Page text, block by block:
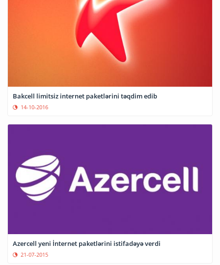
Bakcell limitsiz internet paketlərini təqdim edib
14-10-2016
Azercell yeni İnternet paketlərini istifadəyə verdi
21-07-2015